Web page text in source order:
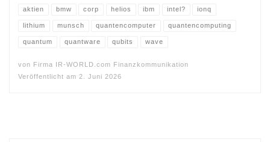
aktien bmw corp helios ibm intel? ionq
lithium munsch quantencomputer quantencomputing
quantum quantware qubits wave
von Firma IR-WORLD.com Finanzkommunikation
Veröffentlicht am 2. Juni 2026